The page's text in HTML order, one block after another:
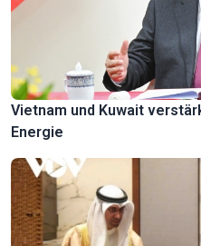
Vietnam und Kuwait
Energie